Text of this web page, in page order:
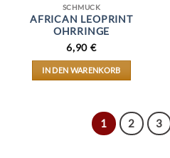
SCHMUCK
AFRICAN LEOPRINT
OHRRINGE
6,90€
IN DEN WARENKORB
1 2 3